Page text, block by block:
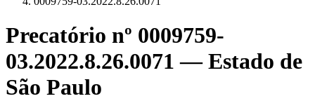
Precatório nº 0009759-
03.2022.8.26.0071 —Estado de
São Paulo